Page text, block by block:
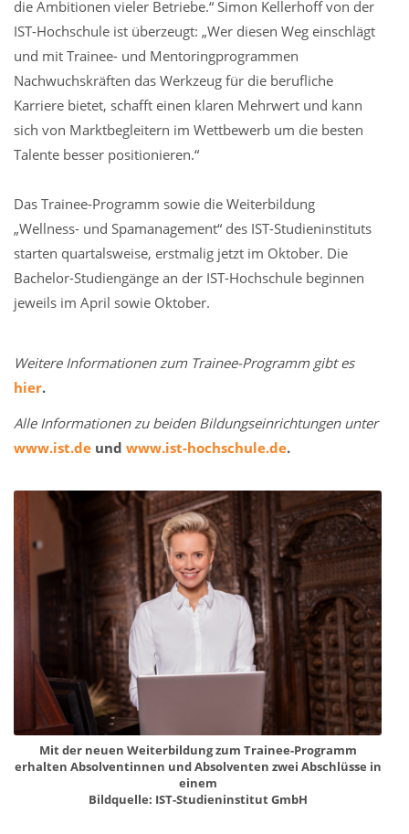
die Ambitionen vieler Betriebe.“ Simon Kellerhoff von der
IST-Hochschule ist überzeugt: „Wer diesen Weg einschlägt
und mit Trainee- und Mentoringprogrammen
Nachwuchskräften das Werkzeug für die berufliche
Karriere bietet, schafft einen klaren Mehrwert und kann
sich von Marktbegleitern im Wettbewerb um die besten
Talente besser positionieren.“
Das Trainee-Programm sowie die Weiterbildung
„Wellness- und Spamanagement“ des IST-Studieninstituts
starten quartalsweise, erstmalig jetzt im Oktober. Die
Bachelor-Studiengänge an der IST-Hochschule beginnen
jeweils im April sowie Oktober.
Weitere Informationen zum Trainee-Programm gibt es
hier.
Alle Informationen zu beiden Bildungseinrichtungen unter
www.ist.de und www.ist-hochschule.de.
Mit der neuen Weiterbildung zum Trainee-Programm
erhalten Absolventinnen und Absolventen zwei Abschlüsse in
einem
Bildquelle: IST-Studieninstitut GmbH